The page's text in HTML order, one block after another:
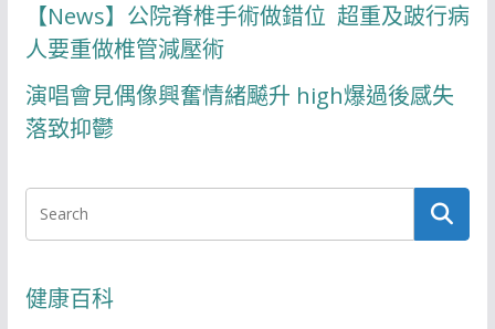
【News】公院脊椎手術做錯位 超重及跛行病
人要重做椎管減壓術
演唱會見偶像興奮情緒飇升 high爆過後感失
落致抑鬱
健康百科